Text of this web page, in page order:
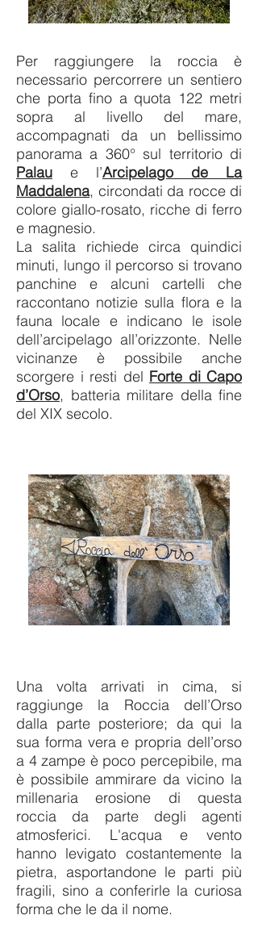
Per raggiungere la roccia è
necessario percorrere un sentiero
che porta fino a quota 122 metri
sopra al livello del mare,
accompagnati da un bellissimo
panorama a 360° sul territorio di
Palau e l’Arcipelago de La
Maddalena, circondati da rocce di
colore giallo-rosato, ricche di ferro
e magnesio.
La salita richiede circa quindici
minuti, lungo il percorso si trovano
panchine e alcuni cartelli che
raccontano notizie sulla flora e la
fauna locale e indicano le isole
dell’arcipelago all’orizzonte. Nelle
vicinanze è possibile anche
scorgere i resti del Forte di Capo
d’Orso, batteria militare della fine
del XIX secolo.
Una volta arrivati in cima, si
raggiunge la Roccia dell’Orso
dalla parte posteriore; da qui la
sua forma vera e propria dell’orso
a 4 zampe è poco percepibile, ma
è possibile ammirare da vicino la
millenaria erosione di questa
roccia da parte degli agenti
atmosferici. L'acqua e vento
hanno levigato costantemente la
pietra, asportandone le parti più
fragili, sino a conferirle la curiosa
forma che le da il nome.